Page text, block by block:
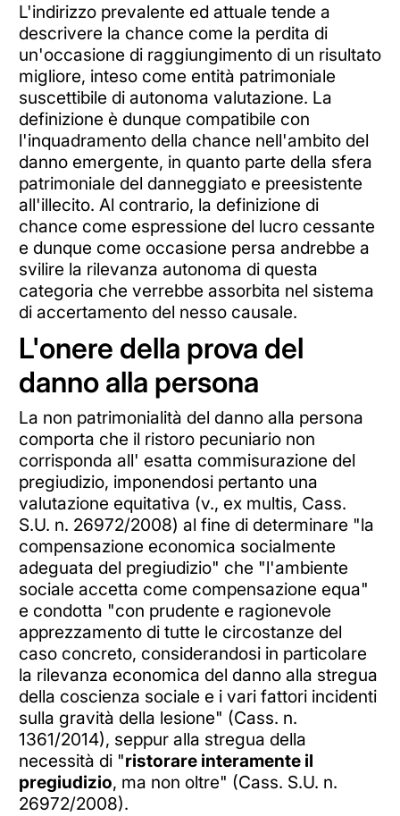
L'indirizzo prevalente ed attuale tende a
descrivere la chance come la perdita di
un'occasione di raggiungimento di un risultato
migliore, inteso come entità patrimoniale
suscettibile di autonoma valutazione. La
definizione è dunque compatibile con
l'inquadramento della chance nell'ambito del
danno emergente, in quanto parte della sfera
patrimoniale del danneggiato e preesistente
all'illecito. Al contrario, la definizione di
chance come espressione del lucro cessante
e dunque come occasione persa andrebbe a
svilire la rilevanza autonoma di questa
categoria che verrebbe assorbita nel sistema
di accertamento del nesso causale.
L'onere della prova del
danno alla persona
La non patrimonialità del danno alla persona
comporta che il ristoro pecuniario non
corrisponda all' esatta commisurazione del
pregiudizio, imponendosi pertanto una
valutazione equitativa (v., ex multis, Cass.
S.U. n. 26972/2008) al fine di determinare "la
compensazione economica socialmente
adeguata del pregiudizio" che "l'ambiente
sociale accetta come compensazione equa"
e condotta "con prudente e ragionevole
apprezzamento di tutte le circostanze del
caso concreto, considerandosi in particolare
la rilevanza economica del danno alla stregua
della coscienza sociale e i vari fattori incidenti
sulla gravità della lesione" (Cass. n.
1361/2014), seppur alla stregua della
necessità di "ristorare interamente il
pregiudizio, ma non oltre" (Cass. S.U. n.
26972/2008).